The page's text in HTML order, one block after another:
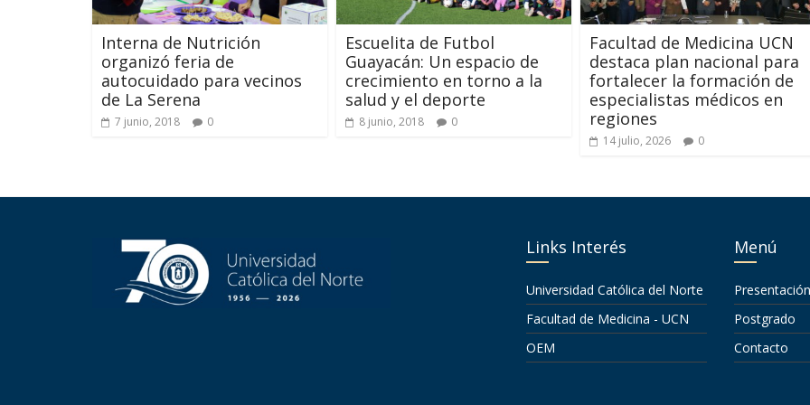
Interna de Nutrición
organizó feria de
autocuidado para vecinos
de La Serena
7 junio, 2018 0
Escuelita de Futbol
Guayacán: Un espacio de
crecimiento en torno a la
salud y el deporte
8 junio, 2018 0
Facultad de Medicina UCN
destaca plan nacional para
fortalecer la formación de
especialistas médicos en
regiones
14 julio, 2026 0
Links Interés
Universidad Católica del Norte
Facultad de Medicina - UCN
OEM
Menú
Presentación
Postgrado
Contacto